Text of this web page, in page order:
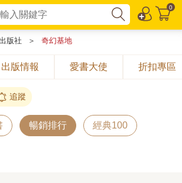
0
版社 ＞ 奇幻基地
出版情報 愛書大使 折扣專區
追蹤
暢銷排行 經典100